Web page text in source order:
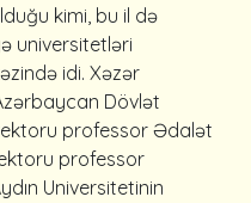
kimi, bu il də
universitetləri
idi. Xəzər
Dövlət
professor Ədalət
professor
Universitetinin